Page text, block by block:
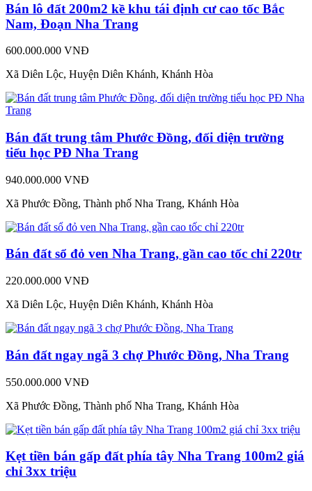
Bán lô đất 200m2 kề khu tái định cư cao tốc Bắc
Nam, Đoạn Nha Trang
600.000.000 VNĐ
Xã Diên Lộc, Huyện Diên Khánh, Khánh Hòa
Bán đất trung tâm Phước Đồng, đối diện trường
tiểu học PĐ Nha Trang
940.000.000 VNĐ
Xã Phước Đồng, Thành phố Nha Trang, Khánh Hòa
Bán đất sổ đỏ ven Nha Trang, gần cao tốc chỉ 220tr
220.000.000 VNĐ
Xã Diên Lộc, Huyện Diên Khánh, Khánh Hòa
Bán đất ngay ngã 3 chợ Phước Đồng, Nha Trang
550.000.000 VNĐ
Xã Phước Đồng, Thành phố Nha Trang, Khánh Hòa
Kẹt tiền bán gấp đất phía tây Nha Trang 100m2 giá
chỉ 3xx triệu